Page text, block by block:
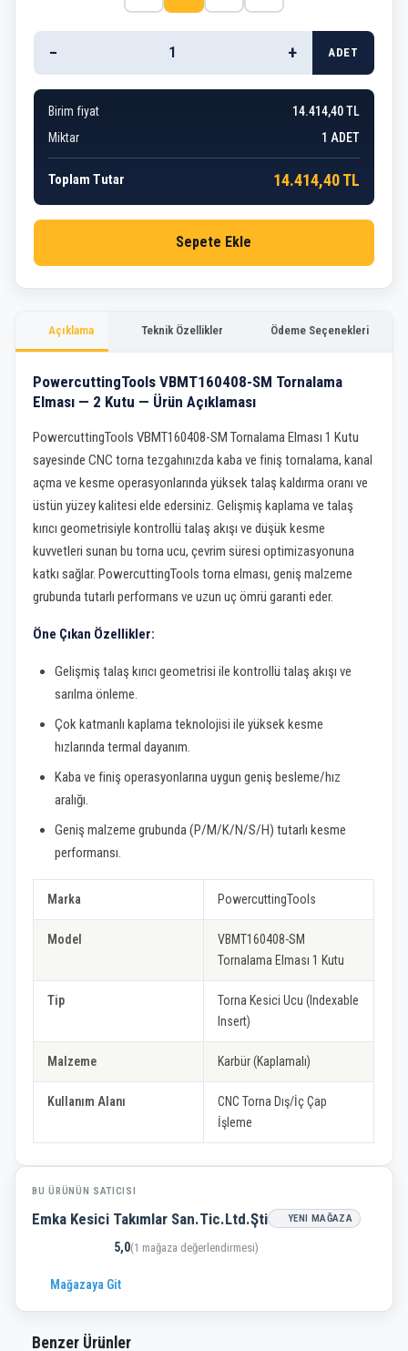
Açıklama Teknik Özellikler Ödeme Seçenekleri
PowercuttingTools VBMT160408-SM Tornalama
Elması — 2 Kutu — Ürün Açıklaması
PowercuttingTools VBMT160408-SM Tornalama Elması 1 Kutu
sayesinde CNC torna tezgahınızda kaba ve finiş tornalama, kanal
açma ve kesme operasyonlarında yüksek talaş kaldırma oranı ve
üstün yüzey kalitesi elde edersiniz. Gelişmiş kaplama ve talaş
kırıcı geometrisiyle kontrollü talaş akışı ve düşük kesme
kuvvetleri sunan bu torna ucu, çevrim süresi optimizasyonuna
katkı sağlar. PowercuttingTools torna elması, geniş malzeme
grubunda tutarlı performans ve uzun uç ömrü garanti eder.
Öne Çıkan Özellikler:
Gelişmiş talaş kırıcı geometrisi ile kontrollü talaş akışı ve
sarılma önleme.
Çok katmanlı kaplama teknolojisi ile yüksek kesme
hızlarında termal dayanım.
Kaba ve finiş operasyonlarına uygun geniş besleme/hız
aralığı.
Geniş malzeme grubunda (P/M/K/N/S/H) tutarlı kesme
performansı.
Marka PowercuttingTools
Model
VBMT160408-SM
Tornalama Elması 1 Kutu
Tip
Torna Kesici Ucu (Indexable
Insert)
Malzeme Karbür (Kaplamalı)
Kullanım Alanı
CNC Torna Dış/İç Çap
İşleme
− + ADET
Birim fiyat
14.414,40 TL
Miktar
1 ADET
Toplam Tutar 14.414,40 TL
Sepete Ekle
BU ÜRÜNÜN SATICISI
Emka Kesici Takımlar San.Tic.Ltd.Şti YENI MAĞAZA
5,0(1 mağaza değerlendirmesi)
Mağazaya Git
Benzer Ürünler